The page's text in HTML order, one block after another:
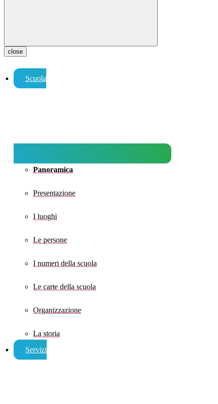
close
Scuola
Panoramica
Presentazione
I luoghi
Le persone
I numeri della scuola
Le carte della scuola
Organizzazione
La storia
Servizi